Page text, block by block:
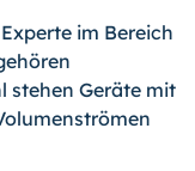
im Bereich
stehen Geräte mit